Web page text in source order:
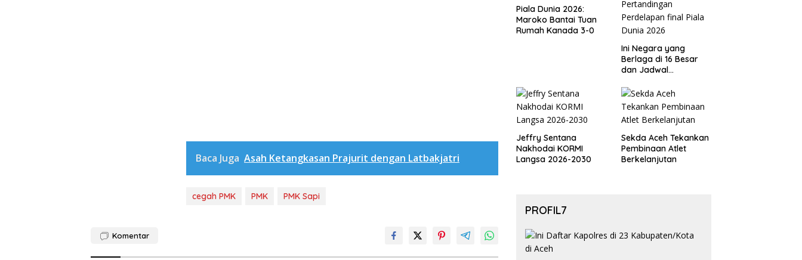
Baca Juga Asah Ketangkasan Prajurit dengan Latbakjatri
cegah PMK PMK PMK Sapi
Komentar
Piala Dunia 2026:
Maroko Bantai Tuan
Rumah Kanada 3-0
Ini Negara yang
Berlaga di 16 Besar
dan Jadwal
Perdelapan final Piala
Dunia 2026
Jeffry Sentana
Nakhodai KORMI
Langsa 2026-2030
Sekda Aceh Tekankan
Pembinaan Atlet
Berkelanjutan
PROFIL7